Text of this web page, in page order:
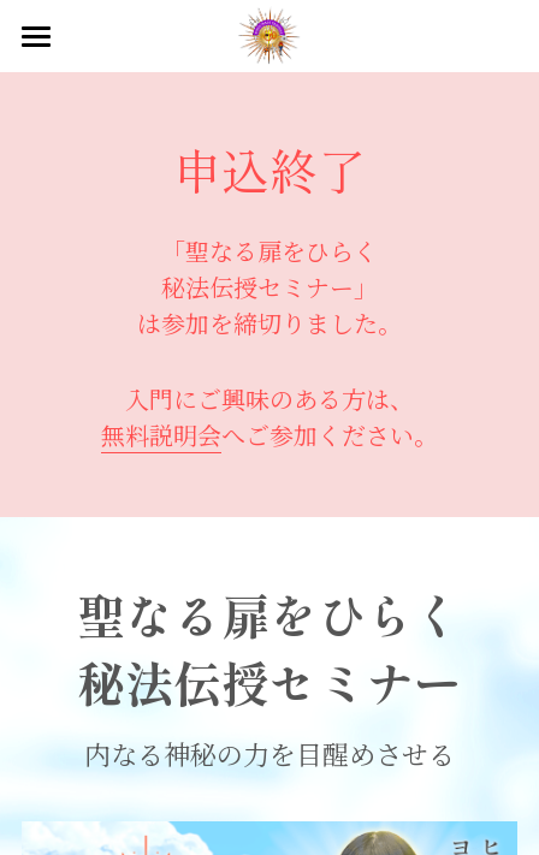
国際ヨガデー2026
目覚めのプレ講座
平和の祭典2026
申込終了
「聖なる扉をひらく
秘法伝授セミナー」
は参加を締切りました。
入門にご興味のある方は、
無料説明会へご参加ください。
聖なる扉をひらく
秘法伝授セミナー
内なる神秘の力を目醒めさせる